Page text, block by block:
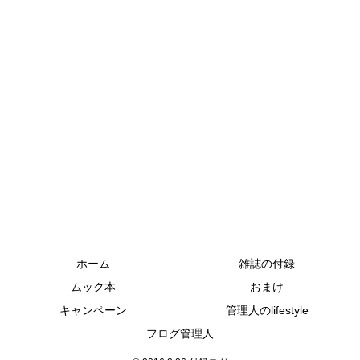
ホーム
雑誌の付録
ムック本
おまけ
キャンペーン
管理人のlifestyle
フログ管理人